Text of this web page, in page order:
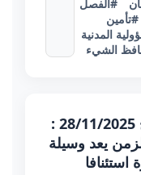
#الفصل
#تأمين
المدنية
الشيء
قرار تعقيبي عدد 79764 بتاريخ 28/11/2025 :
يعد وسيلة